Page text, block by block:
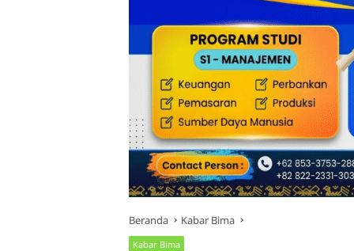
Beranda Kabar Bima
Kabar Bima